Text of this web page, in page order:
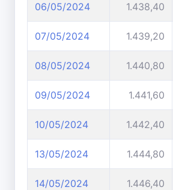
06/05/2024 1.438,40
07/05/2024 1.439,20
08/05/2024 1.440,80
09/05/2024 1.441,60
10/05/2024 1.442,40
13/05/2024 1.444,80
14/05/2024 1.446,40